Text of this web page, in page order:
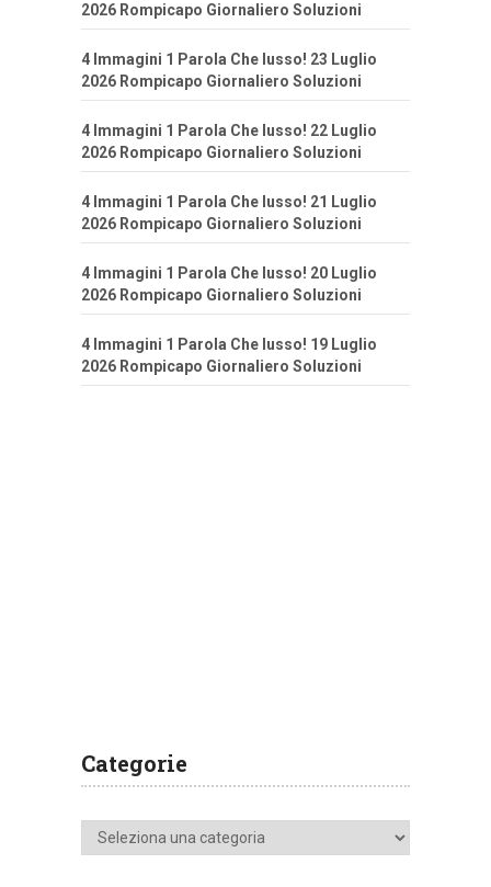
2026 Rompicapo Giornaliero Soluzioni
4 Immagini 1 Parola Che lusso! 23 Luglio
2026 Rompicapo Giornaliero Soluzioni
4 Immagini 1 Parola Che lusso! 22 Luglio
2026 Rompicapo Giornaliero Soluzioni
4 Immagini 1 Parola Che lusso! 21 Luglio
2026 Rompicapo Giornaliero Soluzioni
4 Immagini 1 Parola Che lusso! 20 Luglio
2026 Rompicapo Giornaliero Soluzioni
4 Immagini 1 Parola Che lusso! 19 Luglio
2026 Rompicapo Giornaliero Soluzioni
Categorie
Categorie